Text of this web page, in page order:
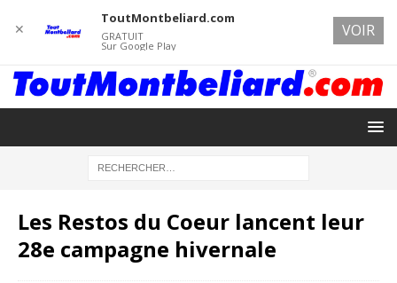
Les Restos du Coeur lancent leur
28e campagne hivernale
✕
ToutMontbeliard.com
GRATUIT
Sur Google Play
VOIR